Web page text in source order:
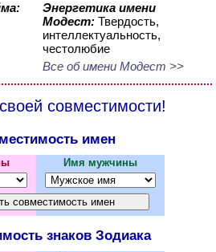
Энергетика имени
Модест: Твердость,
интеллектуальность,
честолюбие
Все об имени Модест >>
совместимости!
имен
Имя мужчины
знаков Зодиака